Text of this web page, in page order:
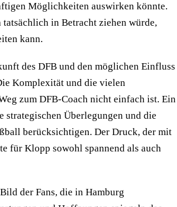
Möglichkeiten auswirken könnte.
in Betracht ziehen würde,
kann.
des DFB und den möglichen Einfluss
Komplexität und die vielen
zum DFB-Coach nicht einfach ist. Ein
Überlegungen und die
berücksichtigen. Der Druck, der mit
für Klopp sowohl spannend als auch
der Fans, die in Hamburg